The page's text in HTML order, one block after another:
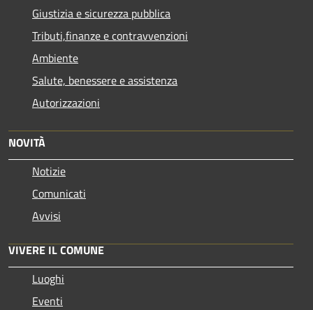
Giustizia e sicurezza pubblica
Tributi,finanze e contravvenzioni
Ambiente
Salute, benessere e assistenza
Autorizzazioni
NOVITÀ
Notizie
Comunicati
Avvisi
VIVERE IL COMUNE
Luoghi
Eventi